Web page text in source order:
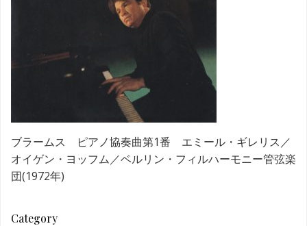
ブラームス ピアノ協奏曲第1番 エミール・ギレリス／
オイゲン・ヨッフム／ベルリン・フィルハーモニー管弦楽
団(1972年)
Category